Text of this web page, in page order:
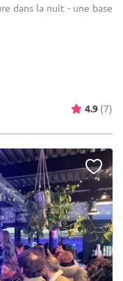
dans la nuit - une base
4.9 (7)